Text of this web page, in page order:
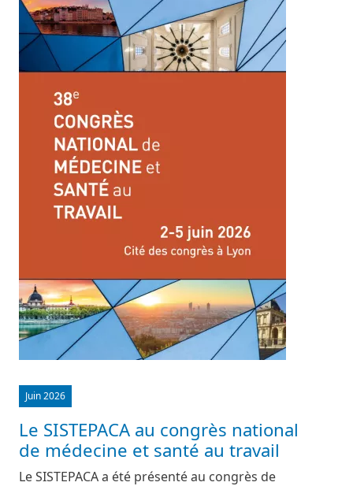
Juin 2026
Le SISTEPACA au congrès national
de médecine et santé au travail
Le SISTEPACA a été présenté au congrès de